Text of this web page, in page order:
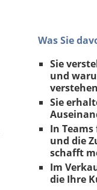
Was Sie
Sie
und
Sie
In
und die
schafft
Im
die Ihre